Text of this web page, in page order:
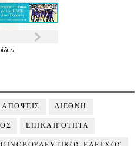
ΑΠΟΨΕΙΣ ΔΙΕΘΝΗ
ΕΠΙΚΑΙΡΟΤΗΤΑ